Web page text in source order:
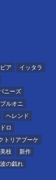
ア
イッタラ
ニーズ
ブルオニ
ヘレンド
ロ
トリアブーケ
枝
新作
波の戯れ